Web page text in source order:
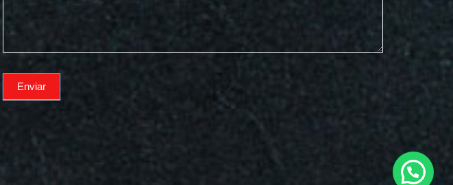
Enviar